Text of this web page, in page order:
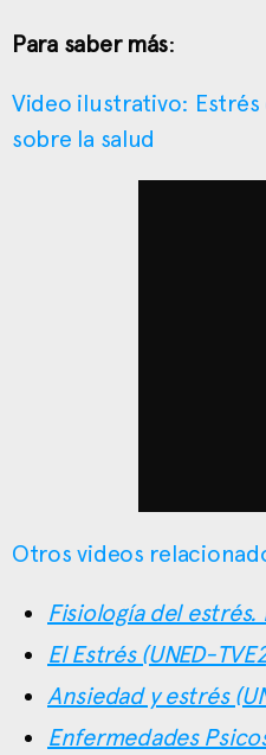
Para saber más:
Video ilustrativo:
sobre la salud
Otros videos
Fisiología del estrés.
El Estrés (UNED-
Ansiedad y estrés
Enfermedades